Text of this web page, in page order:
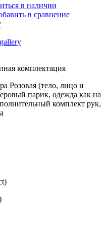
в наличии
в сравнение
комплектация
Розовая (тело, лицо и
парик, одежда как на
комплект рук,